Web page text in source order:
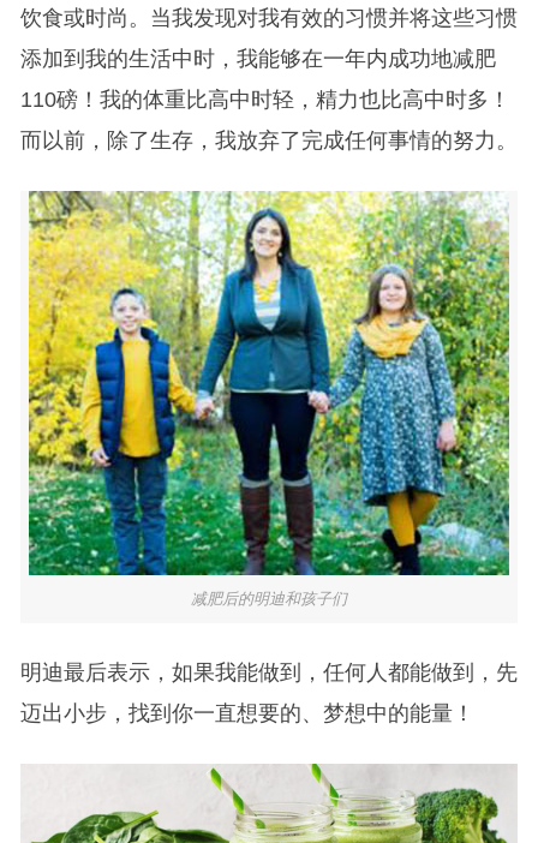
饮食或时尚。当我发现对我有效的习惯并将这些习惯
添加到我的生活中时，我能够在一年内成功地减肥
110磅！我的体重比高中时轻，精力也比高中时多！
而以前，除了生存，我放弃了完成任何事情的努力。
减肥后的明迪和孩子们
明迪最后表示，如果我能做到，任何人都能做到，先
迈出小步，找到你一直想要的、梦想中的能量！